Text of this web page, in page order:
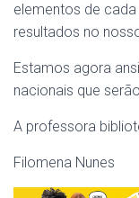
elementos de
resultados no
Estamos agora
nacionais que
A professora
Filomena Nunes